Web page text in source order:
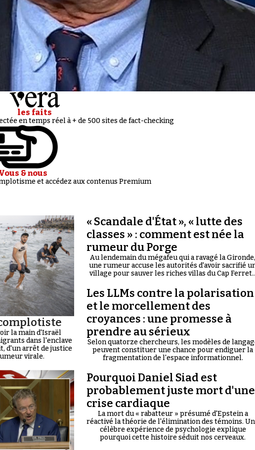
les faits
en temps réel à + de 500 sites de fact-checking
& nous
et accédez aux contenus Premium
la main d'Israël
dans l'enclave
d'un arrêt de justice
virale.
« Scandale d'État », « lutte des
classes » : comment est née la
rumeur du Porge
Au lendemain du mégafeu qui a ravagé la Gironde,
une rumeur accuse les autorités d'avoir sacrifié
village pour sauver les riches villas du Cap
Les LLMs contre la polarisation
et le morcellement des
croyances : une promesse à
prendre au sérieux
Selon quatorze chercheurs, les modèles de
peuvent constituer une chance pour endiguer la
fragmentation de l'espace informationnel.
Pourquoi Daniel Siad est
probablement juste mort d'une
crise cardiaque
La mort du « rabatteur » présumé d'Epstein a
réactivé la théorie de l'élimination des témoins.
célèbre expérience de psychologie explique
pourquoi cette histoire séduit nos cerveaux.